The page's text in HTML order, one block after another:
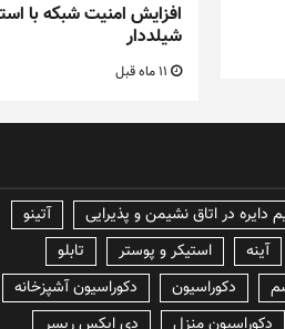
افزایش امنیت شبکه با
شیلددار
آتینو
آینه استیکر و پوستر
تابلو
دکوراسیون
دکوراسیون آشپزخانه